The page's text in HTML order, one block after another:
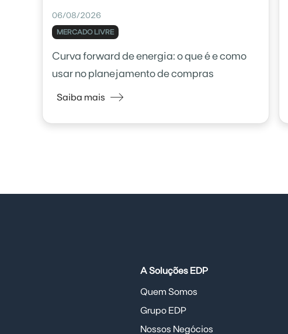
06/08/2026
MERCADO LIVRE
Curva forward de energia: o que é e como
usar no planejamento de compras
Saiba mais
A Soluções EDP
Quem Somos
Grupo EDP
Nossos Negócios